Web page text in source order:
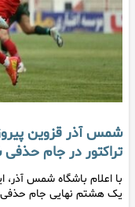
شمس آذر قزوین پیروز
تراکتور در جام
با اعلام باشگاه شمس آذر،
یک هشتم نهایی جام